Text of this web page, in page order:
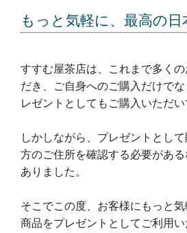
もっと気軽に、最高の日
すすむ屋茶店は、これまで多く
だき、ご自身へのご購入だけで
レゼントとしてもご購入いただい
しかしながら、プレゼントとし
方のご住所を確認する必要があ
ありました。
そこでこの度、お客様にもっと
商品をプレゼントとしてご利用